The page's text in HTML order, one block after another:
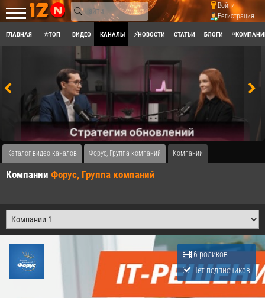
Войти
Регистрация
ГЛАВНАЯ ⭐ТОП ВИДЕО КАНАЛЫ ⚡НОВОСТИ СТАТЬИ БЛОГИ
Каталог видео каналов Форус, Группа компаний Компании
Компании Форус, Группа компаний
6 роликов
Нет подписчиков